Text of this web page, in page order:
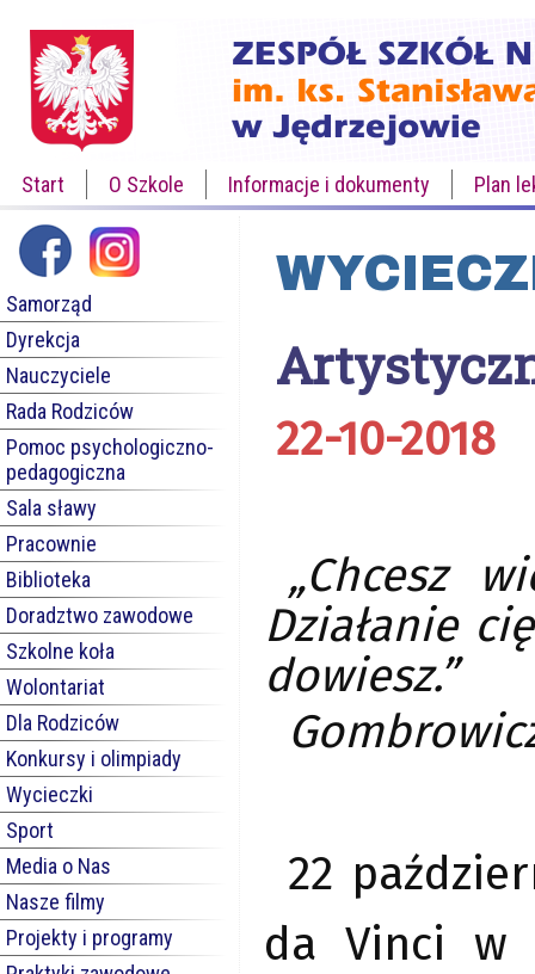
Start O Szkole Informacje i dokumenty Plan
Samorząd
Dyrekcja
Nauczyciele
Rada Rodziców
Pomoc psychologiczno-
pedagogiczna
Sala sławy
Pracownie
Biblioteka
Doradztwo zawodowe
Szkolne koła
Wolontariat
Dla Rodziców
Konkursy i olimpiady
Wycieczki
Sport
Media o Nas
Nasze filmy
Projekty i programy
22-10-2018
„Chcesz
Działanie
dowiesz.”
22
da Vinci w